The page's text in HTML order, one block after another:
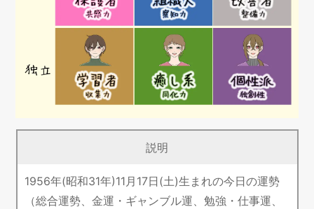
説明
1956年(昭和31年)11月17日(土)生まれの今日の運勢
（総合運勢、金運・ギャンブル運、勉強・仕事運、